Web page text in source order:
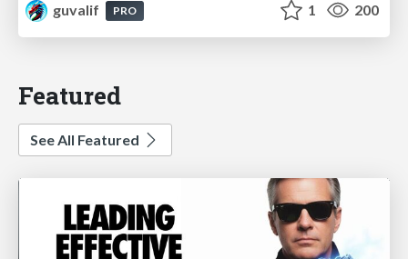
guvalif
PRO 1 200
Featured
See All Featured